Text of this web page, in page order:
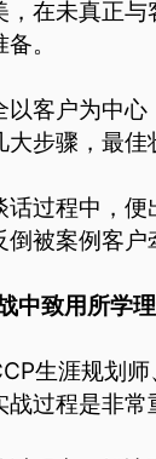
在未真正
。
客户为中
步骤，最
过程中，
被案例客户
中致用所学
生涯规划
过程是非常